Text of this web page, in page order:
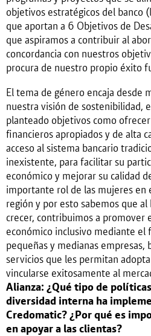
objetivos estratégicos del banco
que aportan a 6 Objetivos de
que aspiramos a contribuir al
concordancia con nuestros
procura de nuestro propio éxito
El tema de género encaja desde
nuestra visión de sostenibilidad,
planteado objetivos como
financieros apropiados y de alta
acceso al sistema bancario
inexistente, para facilitar su
económico y mejorar su calidad
importante rol de las mujeres en
región y por esto sabemos que
crecer, contribuimos a promover
económico inclusivo mediante
pequeñas y medianas
servicios que les permitan
vincularse exitosamente al
Alianza: ¿Qué tipo de
diversidad interna ha
Credomatic? ¿Por qué es
en apoyar a las clientas?